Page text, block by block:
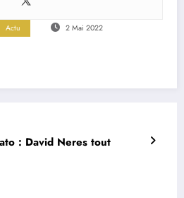
Actu 2 Mai 2022
: David Neres tout